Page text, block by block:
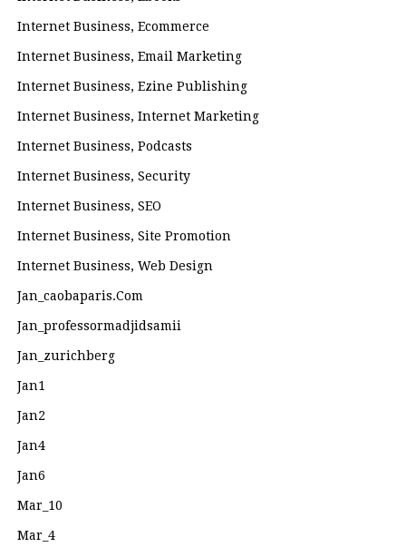
Internet Business, Ecommerce
Internet Business, Email Marketing
Internet Business, Ezine Publishing
Internet Business, Internet Marketing
Internet Business, Podcasts
Internet Business, Security
Internet Business, SEO
Internet Business, Site Promotion
Internet Business, Web Design
Jan_caobaparis.com
Jan_professormadjidsamii
Jan_zurichberg
Jan1
Jan2
Jan4
Jan6
Mar_10
Mar_4